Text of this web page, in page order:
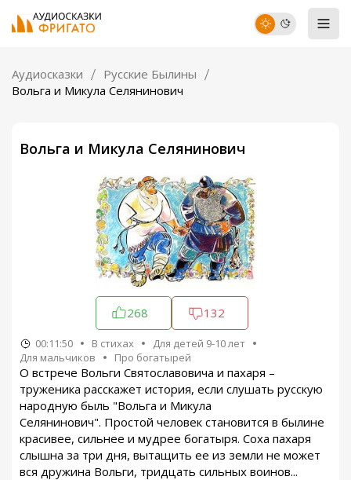
Аудиосказки
Русские Былины
Вольга и Микула Селянинович
Вольга и Микула Селянинович
268 132
00:11:50 В стихах
Для детей 9-10 лет
Для мальчиков
Про богатырей
О встрече Вольги Святославовича и пахаря –
труженика расскажет история, если слушать русскую
народную быль "Вольга и Микула
Селянинович". Простой человек становится в былине
красивее, сильнее и мудрее богатыря. Соха пахаря
слышна за три дня, вытащить ее из земли не может
вся дружина Вольги, тридцать сильных воинов...